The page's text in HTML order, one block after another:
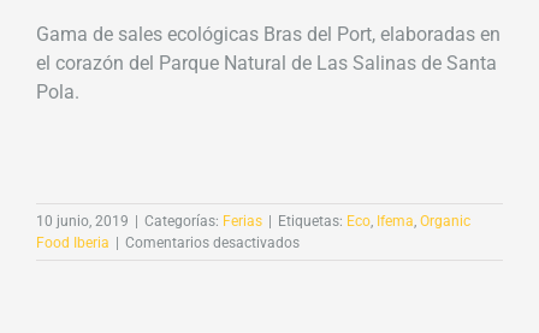
Gama de sales ecológicas Bras del Port, elaboradas en
el corazón del Parque Natural de Las Salinas de Santa
Pola.
10 junio, 2019 Categorías: Ferias Etiquetas: Eco, Ifema, Organic
Food Iberia
Comentarios desactivadosen